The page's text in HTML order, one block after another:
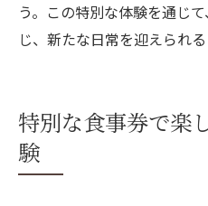
う。この特別な体験を通じ
じ、新たな日常を迎えられる
特別な食事券で楽
験